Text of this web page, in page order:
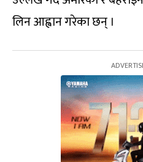
लिन आह्वान गरेका छन् ।